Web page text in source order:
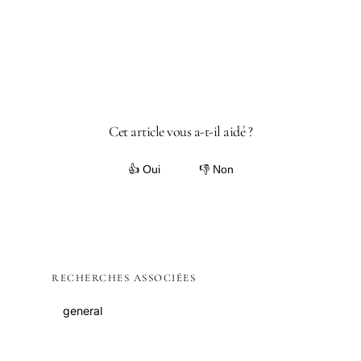
Cet article vous a-t-il aidé ?
👍 Oui 👎 Non
RECHERCHES ASSOCIÉES
general